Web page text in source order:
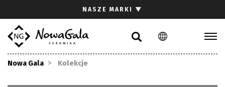
PL EN
NASZE MARKI ▼
Nowa Gala Kolekcje